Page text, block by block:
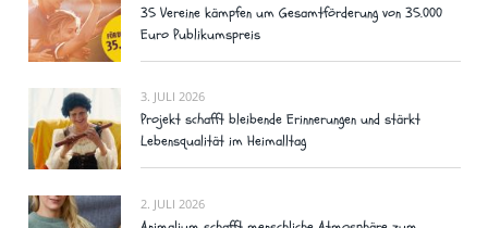
35 Vereine kämpfen um Gesamtförderung von 35.000
Euro Publikumspreis
3. JULI 2026
Projekt schafft bleibende Erinnerungen und stärkt
Lebensqualität im Heimalltag
2. JULI 2026